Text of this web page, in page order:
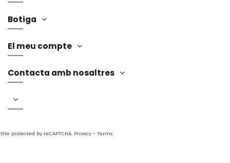
Botiga
El meu compte
Contacta amb nosaltres
Site protected by reCAPTCHA. Privacy - Terms